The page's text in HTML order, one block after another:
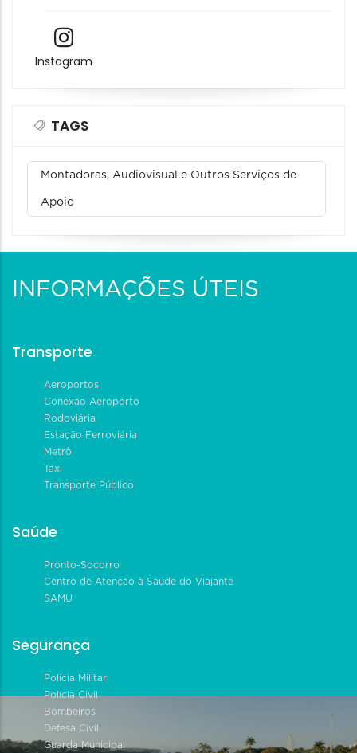
Instagram
TAGS
Montadoras, Audiovisual e Outros Serviços de
Apoio
INFORMAÇÕES ÚTEIS
Transporte
Aeroportos
Conexão Aeroporto
Rodoviária
Estação Ferroviária
Metrô
Táxi
Transporte Público
Saúde
Pronto-Socorro
Centro de Atenção à Saúde do Viajante
SAMU
Segurança
Polícia Militar
Polícia Civil
Bombeiros
Defesa Civil
Guarda Municipal